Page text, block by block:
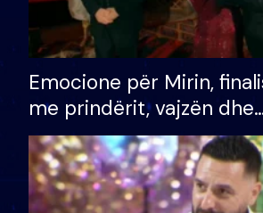
Emocione për Mirin,
me prindërit, vajzën dhe
bashkëshorten: S’kemi
divorci apo jo?